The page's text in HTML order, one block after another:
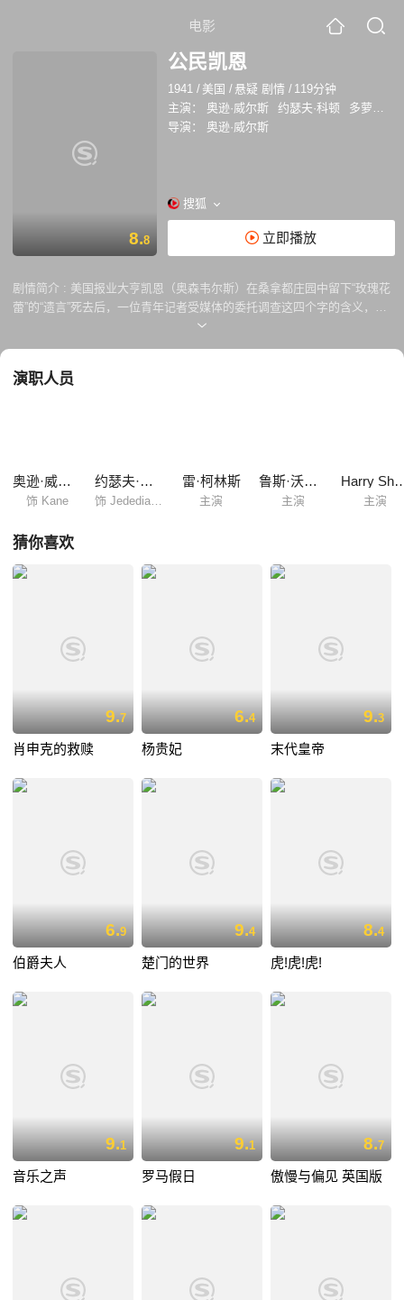
电影
8.8
公民凯恩
1941 / 美国 / 悬疑 剧情 / 119分钟
主演：
奥逊·威尔斯 约瑟夫·科顿
多萝西·康明戈尔
导演：
奥逊·威尔斯
搜狐
立即播放
剧情简介 : 美国报业大亨凯恩（奥森韦尔斯）在桑拿都庄园中留下“玫瑰花
蕾”的“遗言”死去后，一位青年记者受媒体的委托调查这四个字的含义，遂
即，他走访了凯恩生前的同事好友，从报社董事长伯恩斯坦的口中，了解
（歌手）苏珊的复杂关系及在总统竞选中的失败等等也被他一一所知。 听
演职人员
奥逊·威尔斯
饰 Kane
约瑟夫·科顿 雷·柯林斯
主演
鲁斯·沃里克
主演
Harry
主演
猜你喜欢
9.7
肖申克的救赎
6.4
杨贵妃
9.3
末代皇帝
6.9
伯爵夫人
9.4
楚门的世界
8.4
虎!虎!虎!
9.1
音乐之声
9.1
罗马假日
8.7
傲慢与偏见 英国版